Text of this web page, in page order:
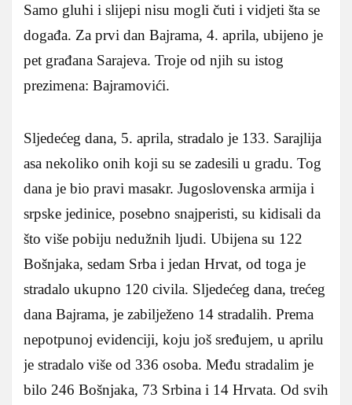
Samo gluhi i slijepi nisu mogli čuti i vidjeti šta se
događa. Za prvi dan Bajrama, 4. aprila, ubijeno je
pet građana Sarajeva. Troje od njih su istog
prezimena: Bajramovići.
Sljedećeg dana, 5. aprila, stradalo je 133. Sarajlija
asa nekoliko onih koji su se zadesili u gradu. Tog
dana je bio pravi masakr. Jugoslovenska armija i
srpske jedinice, posebno snajperisti, su kidisali da
što više pobiju nedužnih ljudi. Ubijena su 122
Bošnjaka, sedam Srba i jedan Hrvat, od toga je
stradalo ukupno 120 civila. Sljedećeg dana, trećeg
dana Bajrama, je zabilježeno 14 stradalih. Prema
nepotpunoj evidenciji, koju još sređujem, u aprilu
je stradalo više od 336 osoba. Među stradalim je
bilo 246 Bošnjaka, 73 Srbina i 14 Hrvata. Od svih